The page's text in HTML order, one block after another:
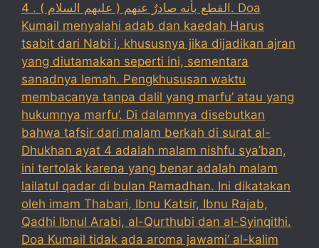
القطع بأنه صادرٌ عنهم ( عليهم السلام ) . 4. Doa
Kumail menyalahi adab dan kaedah Harus
tsabit dari Nabi i, khususnya jika dijadikan ajran
yang diutamakan seperti ini, sementara
sanadnya lemah. Pengkhususan waktu
membacanya tanpa dalil yang marfu’ atau yang
hukumnya marfu’. Di dalamnya disebutkan
bahwa tafsir dari malam berkah di surat al-
Dhukhan ayat 4 adalah malam nishfu sya’ban,
ini tertolak karena yang benar adalah malam
lailatul qadar di bulan Ramadhan. Ini dikatakan
oleh imam Thabari, Ibnu Katsir, Ibnu Rajab,
Qadhi Ibnul Arabi, al-Qurthubi dan al-Syinqithi.
Doa Kumail tidak ada aroma jawami’ al-kalim